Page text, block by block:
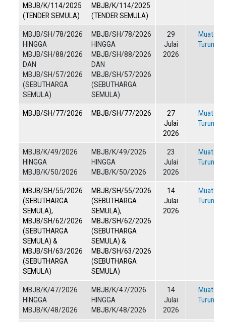
MBJB/K/114/2025
(TENDER SEMULA)
MBJB/K/114/2025
(TENDER SEMULA)
MBJB/SH/78/2026
HINGGA
MBJB/SH/88/2026
DAN
MBJB/SH/57/2026
(SEBUTHARGA
SEMULA)
MBJB/SH/78/2026
HINGGA
MBJB/SH/88/2026
DAN
MBJB/SH/57/2026
(SEBUTHARGA
SEMULA)
29
Julai
2026
Muat
Turun
MBJB/SH/77/2026 MBJB/SH/77/2026
27
Julai
2026
Muat
Turun
MBJB/K/49/2026
HINGGA
MBJB/K/50/2026
MBJB/K/49/2026
HINGGA
MBJB/K/50/2026
23
Julai
2026
Muat
Turun
MBJB/SH/55/2026
(SEBUTHARGA
SEMULA),
MBJB/SH/62/2026
(SEBUTHARGA
SEMULA) &
MBJB/SH/63/2026
(SEBUTHARGA
SEMULA)
MBJB/SH/55/2026
(SEBUTHARGA
SEMULA),
MBJB/SH/62/2026
(SEBUTHARGA
SEMULA) &
MBJB/SH/63/2026
(SEBUTHARGA
SEMULA)
14
Julai
2026
Muat
Turun
MBJB/K/47/2026
HINGGA
MBJB/K/48/2026
MBJB/K/47/2026
HINGGA
MBJB/K/48/2026
14
Julai
2026
Muat
Turun